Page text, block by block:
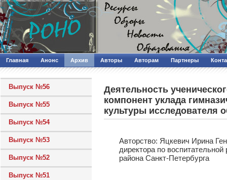
Главная Анонс Архив Авторы Авторам Партнеры
Выпуск №56
Выпуск №55
Выпуск №54
Выпуск №53
Выпуск №52
Выпуск №51
Деятельность
компонент уклада
культуры исследователя
Авторcтво: Яцкевич Ирина
директора по
района Санкт-Петербурга